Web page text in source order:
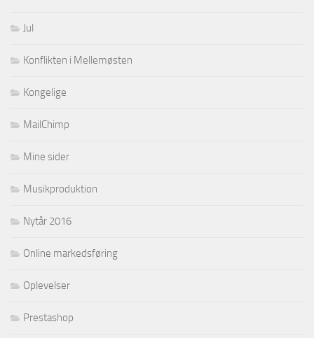
Jul
Konflikten i Mellemøsten
Kongelige
MailChimp
Mine sider
Musikproduktion
Nytår 2016
Online markedsføring
Oplevelser
Prestashop